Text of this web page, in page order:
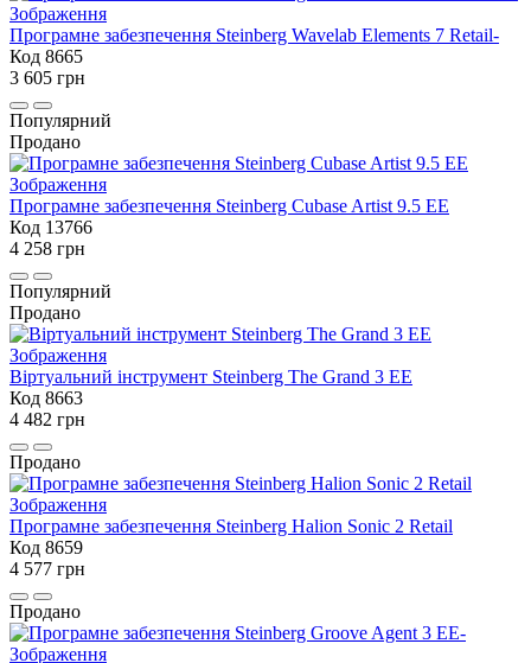
Програмне забезпечення Steinberg Wavelab Elements 7 Retail-
Код 8665
3 605 грн
Популярний
Продано
Програмне забезпечення Steinberg Cubase Artist 9.5 EE
Код 13766
4 258 грн
Популярний
Продано
Віртуальний інструмент Steinberg The Grand 3 EE
Код 8663
4 482 грн
Продано
Програмне забезпечення Steinberg Halion Sonic 2 Retail
Код 8659
4 577 грн
Продано